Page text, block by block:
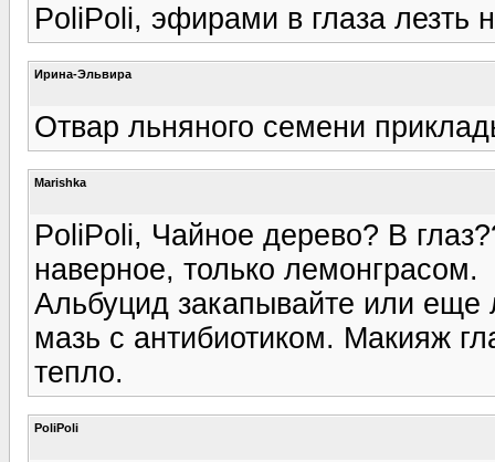
PoliPoli, эфирами в глаза лезть
Ирина-Эльвира
Отвар льняного семени
Marishka
PoliPoli, Чайное дерево? В
наверное, только лемонграсом.
Альбуцид закапывайте или
мазь с антибиотиком. Макияж
тепло.
PoliPoli